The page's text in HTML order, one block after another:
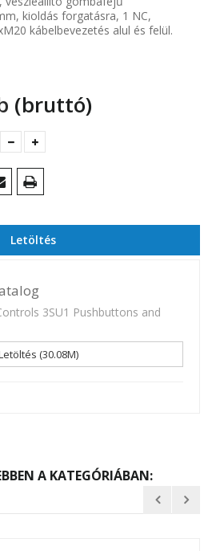
kioldás forgatásra, 1 NC,
kábelbevezetés alul és felül.
(bruttó)
Letöltés
3SU1 Pushbuttons and
(30.08M)
A KATEGÓRIÁBAN: